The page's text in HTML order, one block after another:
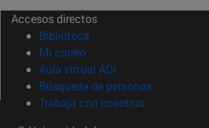
Accesos directos
Biblioteca (abre en nueva
Mi correo(abre en nueva ventana)
Aula virtual ADI (abre en nueva
Búsqueda de personas(abre en
Trabaja con nosotros(abre en